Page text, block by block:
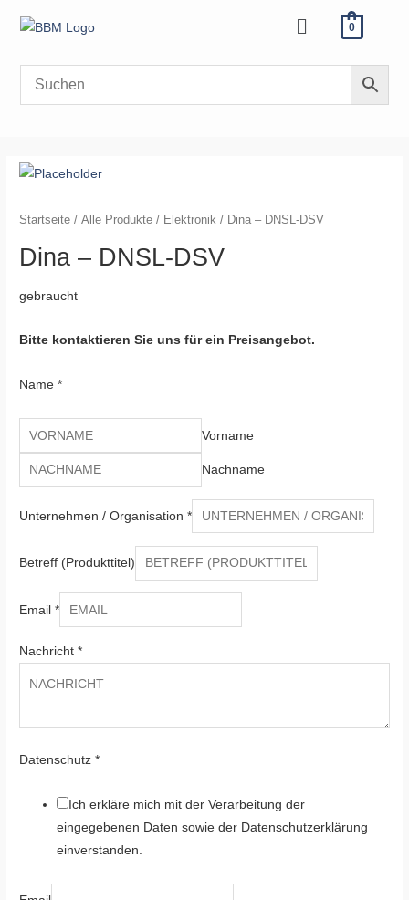
Inhalt
Menü 0
Startseite /Alle Produkte / Elektronik / Dina – DNSL-DSV
Dina – DNSL-DSV
gebraucht
Bitte kontaktieren Sie uns für ein Preisangebot.
Name*
Vorname
Nachname
Unternehmen / Organisation*
Betreff (Produkttitel)
Email*
Nachricht*
Datenschutz*
Ich erkläre mich mit der Verarbeitung der
eingegebenen Daten sowie der Datenschutzerklärung
einverstanden.